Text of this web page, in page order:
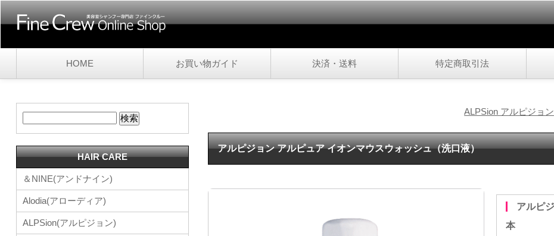
HOME お買い物ガイド 決済・送料 特定商取引法
ALPSion アルピジョン
アルピジョン アルピュア イオンマウスウォッシュ（洗口液）
アルピジョン アルピュア イオンマウスウォッシュ 500ml×2
本
HAIR CARE
＆NINE(アンドナイン)
Alodia(アローディア)
ALPSion(アルピジョン)